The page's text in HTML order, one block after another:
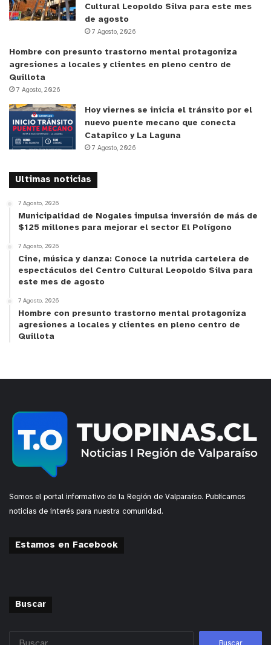
Cultural Leopoldo Silva para este mes
de agosto
7 Agosto, 2026
Hombre con presunto trastorno mental protagoniza
agresiones a locales y clientes en pleno centro de
Quillota
7 Agosto, 2026
Hoy viernes se inicia el tránsito por el
nuevo puente mecano que conecta
Catapilco y La Laguna
7 Agosto, 2026
Ultimas noticias
7 Agosto, 2026
Municipalidad de Nogales impulsa inversión de más de
$125 millones para mejorar el sector El Polígono
7 Agosto, 2026
Cine, música y danza: Conoce la nutrida cartelera de
espectáculos del Centro Cultural Leopoldo Silva para
este mes de agosto
7 Agosto, 2026
Hombre con presunto trastorno mental protagoniza
agresiones a locales y clientes en pleno centro de
Quillota
Somos el portal informativo de la Región de Valparaíso. Publicamos
noticias de interés para nuestra comunidad.
Estamos en Facebook
Buscar